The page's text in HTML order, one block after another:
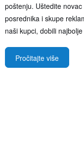
poštenju. Uštedite
posrednika i skupe
naši kupci, dobili
Pročitajte više